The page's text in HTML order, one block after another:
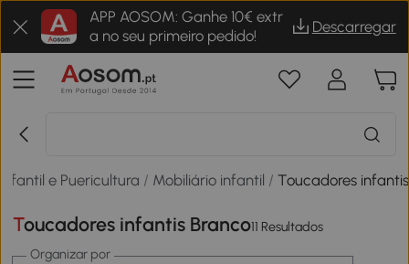
APP AOSOM: Ganhe 10€ extr
a no seu primeiro pedido!
Descarregar
Infantil e Puericultura / Mobiliário infantil /Toucadores infantis
Toucadores infantis Branco11 Resultados
Organizar por